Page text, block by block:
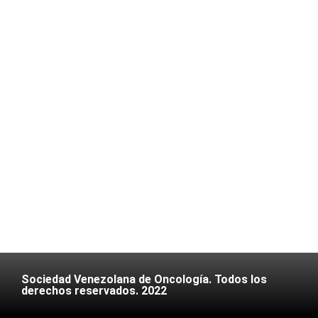
Sociedad Venezolana de Oncología. Todos los
derechos reservados. 2022